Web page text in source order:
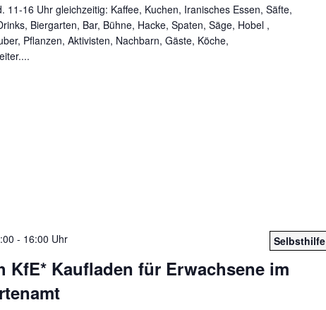
11-16 Uhr gleichzeitig: Kaffee, Kuchen, Iranisches Essen, Säfte,
Biergarten, Bar, Bühne, Hacke, Spaten, Säge, Hobel ,
Pflanzen, Aktivisten, Nachbarn, Gäste, Köche,
- 16:00 Uhr Selbsthilfe
KfE* Kaufladen für Erwachsene im